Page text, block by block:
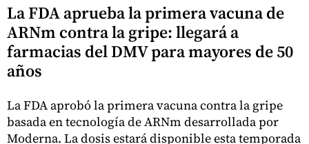
La FDA aprueba la primera vacuna de
ARNm contra la gripe: llegará a
farmacias del DMV para mayores de 50
años
La FDA aprobó la primera vacuna contra la gripe
basada en tecnología de ARNm desarrollada por
Moderna. La dosis estará disponible esta temporada